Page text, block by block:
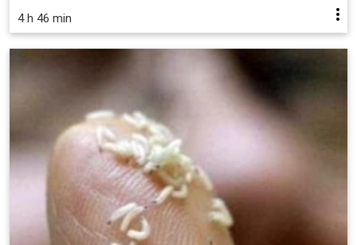
4 h 46 min